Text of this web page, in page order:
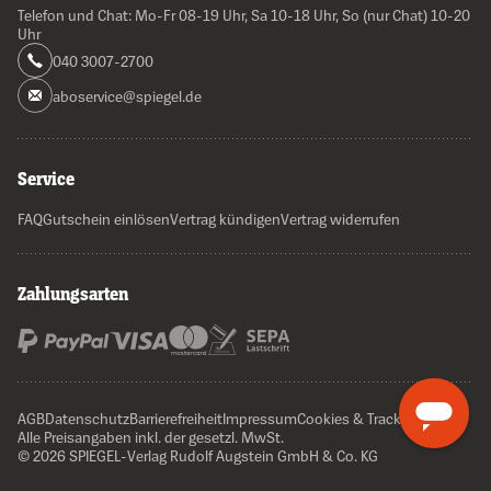
Telefon und Chat: Mo-Fr 08-19 Uhr, Sa 10-18 Uhr, So (nur Chat) 10-20
Uhr
040 3007-2700
aboservice@spiegel.de
Service
FAQGutschein einlösenVertrag kündigenVertrag widerrufen
Zahlungsarten
AGBDatenschutzBarrierefreiheitImpressumCookies & Tracking
Alle Preisangaben inkl. der gesetzl. MwSt.
© 2026 SPIEGEL-Verlag Rudolf Augstein GmbH & Co. KG